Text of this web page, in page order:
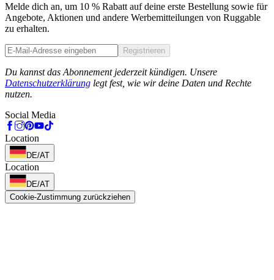
Melde dich an, um 10 % Rabatt auf deine erste Bestellung sowie für
Angebote, Aktionen und andere Werbemitteilungen von Ruggable
zu erhalten.
Registrieren
Du kannst das Abonnement jederzeit kündigen. Unsere
Datenschutzerklärung legt fest, wie wir deine Daten und Rechte
nutzen.
Social Media
Location
DE/AT
Location
DE/AT
Cookie-Zustimmung zurückziehen